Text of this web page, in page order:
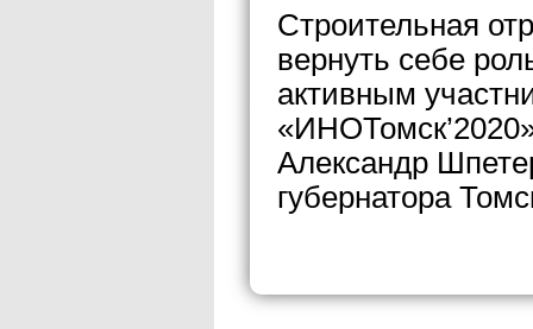
Строительная
вернуть себе
активным
Александр
губернатора